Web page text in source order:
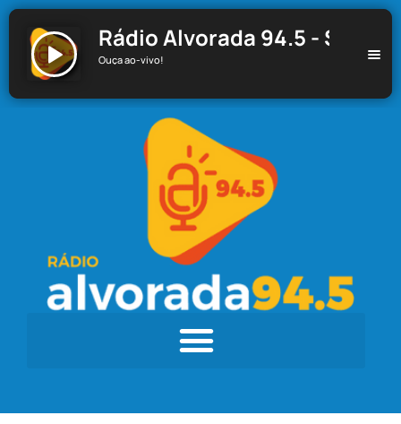
Rádio Alvorada 94.5 - Santa
Ouça ao-vivo!